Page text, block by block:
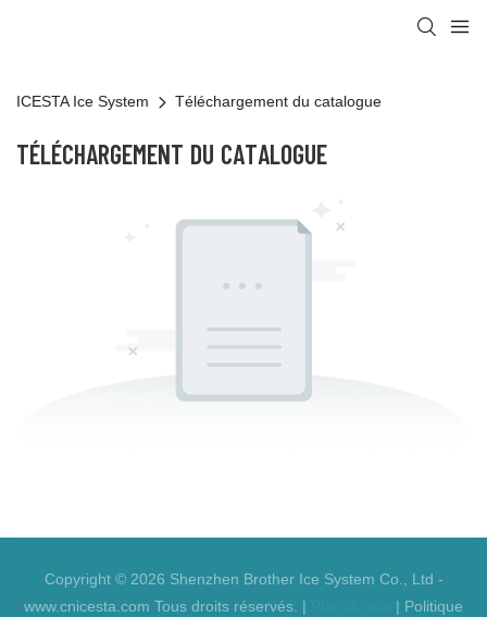
ICESTA Ice System Téléchargement du catalogue
TÉLÉCHARGEMENT DU CATALOGUE
Copyright © 2026 Shenzhen Brother Ice System Co., Ltd -
www.cnicesta.com Tous droits réservés. |
| Politique